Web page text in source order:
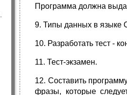
Программа должна
9. Типы данных в языке
10. Разработать тест -
11. Тест-экзамен.
12. Составить
фразы, которые